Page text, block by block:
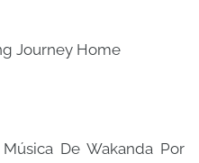
Journey Home
De Wakanda Por